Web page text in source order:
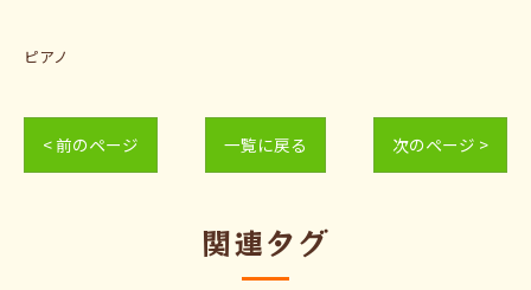
ピアノ
< 前のページ 一覧に戻る 次のページ >
関連タグ